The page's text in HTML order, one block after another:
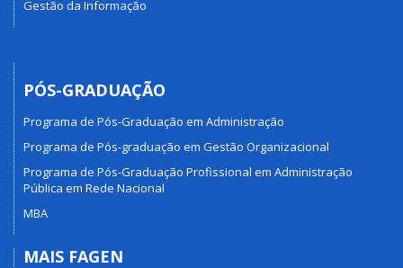
Gestão da Informação
PÓS-GRADUAÇÃO
Programa de Pós-Graduação em Administração
Programa de Pós-graduação em Gestão Organizacional
Programa de Pós-Graduação Profissional em Administração
Pública em Rede Nacional
MBA
MAIS FAGEN